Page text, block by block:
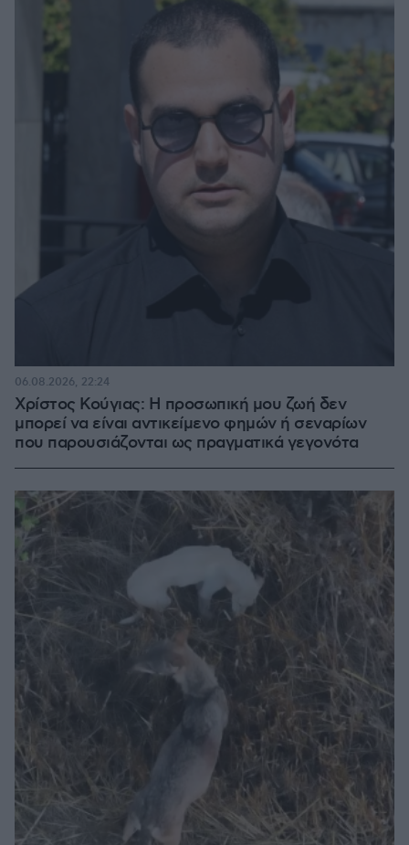
Χρίστος Κούγιας: Η προσωπική μου ζωή δεν
μπορεί να είναι αντικείμενο φημών ή σεναρίων
που παρουσιάζονται ως πραγματικά γεγονότα
06.08.2026, 22:24